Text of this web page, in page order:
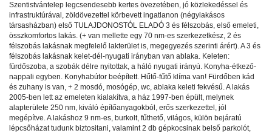
Szentistvántelep legcsendesebb kertes övezetében, jó közlekedéssel és
infrastruktúrával, zöldövezettel körbevett ingatlanon (négylakásos
társasházban) első TULAJDONOSTÓL ELADÓ 3 és félszobás, első emeleti,
összkomfortos lakás. (+ van mellette egy 70 nm-es szerkezetkész, 2 és
félszobás lakásnak megfelelő lakterület is, megegyezés szerinti árért). A 3 és
félszobás lakásnak kelet-dél-nyugati irányban van ablaka. Keleten:
fürdőszoba, a szobák délre nyitottak, a háló nyugati irányú. Konyha-étkező-
nappali egyben. Konyhabútor beépített. Hűtő-fűtő klíma van! Fürdőben kád
és zuhany is van, + 2 mosdó, mosógép, wc, ablaka keleti fekvésű. A lakás
2005-ben lett az emeleten kialakítva, a ház 1997-ben épült, melynek
alapterülete 250 nm, kiváló építőanyagokból, erős szerkezettel, jól
megépítve. A lakáshoz 9 nm-es, burkolt, fűthető, világos, külön bejáratú
lépcsőházat tudunk biztositani, valamint 2 db gépkocsinak belső parkolót,